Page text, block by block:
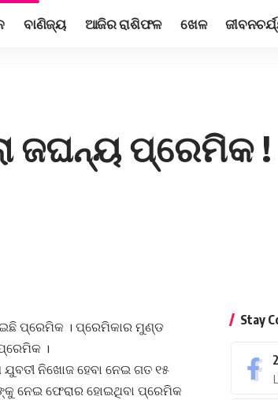
ବାଣିଜ୍ୟ ଆଜିର ରାଶିଫଳ ଖେଳ
ଜଘନ୍ୟ ପ୍ରେମିକ !
ପ୍ରେମିକ । ପ୍ରେମିକାର ମୁଣ୍ଡ
।
ଯୁବତୀ ନିଖୋଜ ହେବା ନେଇ ଗତ ୧୫
ନେଇ ଫେରାର ହୋଇଥିବା ପ୍ରେମିକ
Stay